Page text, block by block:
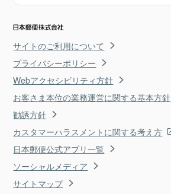
サイトのご利用について
プライバシーポリシー
Webアクセシビリティ方針
お客さま本位の業務運営に関する基本方針
勧誘方針
カスタマーハラスメントに関する考え方
日本郵便公式アプリ一覧
ソーシャルメディア
サイトマップ